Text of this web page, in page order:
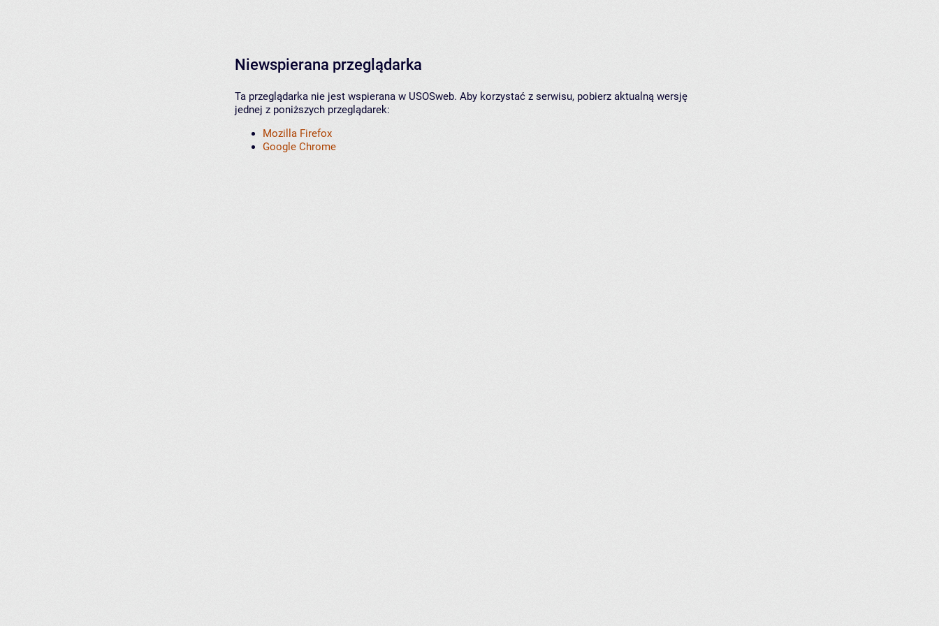
Niewspierana przeglądarka
Ta przeglądarka nie jest wspierana w USOSweb. Aby korzystać z serwisu, pobierz aktualną wersję
jednej z poniższych przeglądarek:
Mozilla Firefox
Google Chrome